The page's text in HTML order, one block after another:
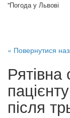
"Погода у Львові
« Повернутися
Рятівна
після